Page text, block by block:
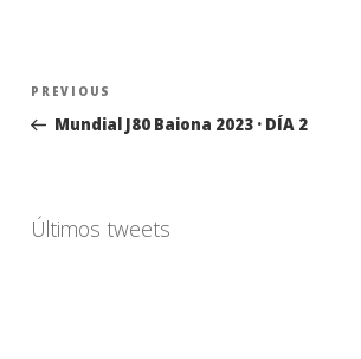
Navegación
entradas
Previous
Post
PREVIOUS
Mundial J80 Baiona 2023 · DÍA 2
Últimos tweets